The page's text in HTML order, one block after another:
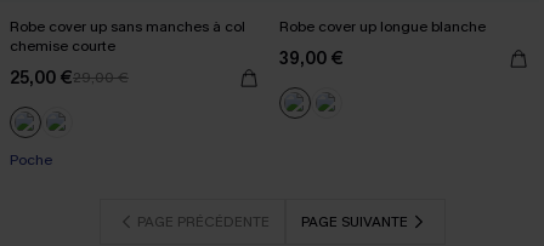
Robe cover up sans manches à col
chemise courte
25,00 €29,00 €
Poche
Robe cover up longue blanche
39,00 €
PAGE PRÉCÉDENTE PAGE SUIVANTE